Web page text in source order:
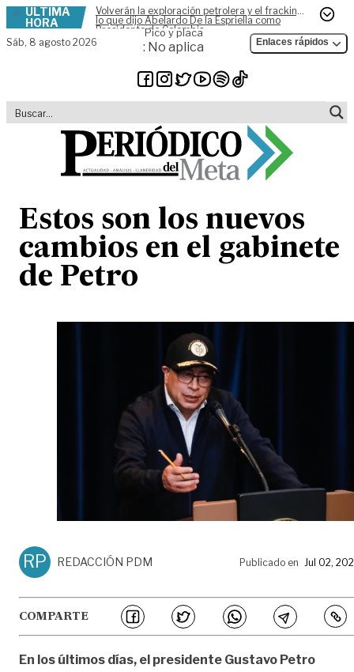
Skip to content
ÚLTIMA
HORA
Volverán la exploración petrolera y el fracking,
lo que dijo Abelardo De la Espriella como
Presidente de Colombia
Sáb, 8 agosto 2026
Pico y placa
: No aplica Enlaces rápidos
Estos son los nuevos
cambios en el gabinete
de Petro
RP REDACCIÓN PDM Publicado en Jul 02,
COMPARTE
En los últimos días, el presidente Gustavo Petro